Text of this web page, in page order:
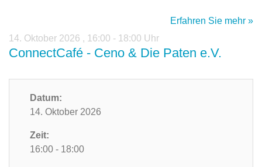
Erfahren Sie mehr »
14. Oktober 2026 , 16:00 - 18:00 Uhr
ConnectCafé - Ceno & Die Paten e.V.
Datum:
14. Oktober 2026
Zeit:
16:00 - 18:00